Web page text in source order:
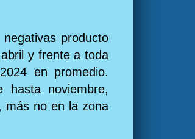
producto
y frente a toda
en promedio.
noviembre,
más no en la zona